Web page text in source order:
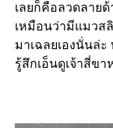
เลยก็คือลวดลาย
เหมือนว่ามีแมวส
มาเฉลยเองนั่นล่
รู้สึกเอ็นดูเจ้าสี่ข